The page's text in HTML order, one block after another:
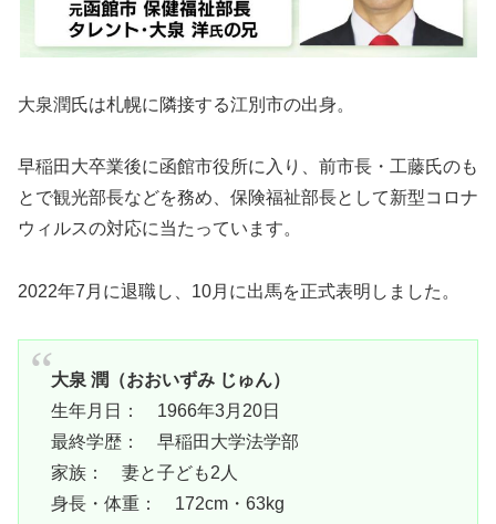
大泉潤氏は札幌に隣接する江別市の出身。
早稲田大卒業後に函館市役所に入り、前市長・工藤氏のも
とで観光部長などを務め、保険福祉部長として新型コロナ
ウィルスの対応に当たっています。
2022年7月に退職し、10月に出馬を正式表明しました。
大泉 潤（おおいずみ じゅん）
生年月日： 1966年3月20日
最終学歴： 早稲田大学法学部
家族： 妻と子ども2人
身長・体重： 172cm・63kg